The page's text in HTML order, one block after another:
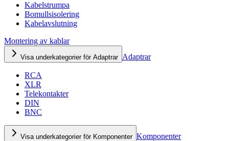
Kabelstrumpa
Bomullsisolering
Kabelavslutning
Montering av kablar
Visa underkategorier för Adaptrar Adaptrar
RCA
XLR
Telekontakter
DIN
BNC
Visa underkategorier för Komponenter Komponenter